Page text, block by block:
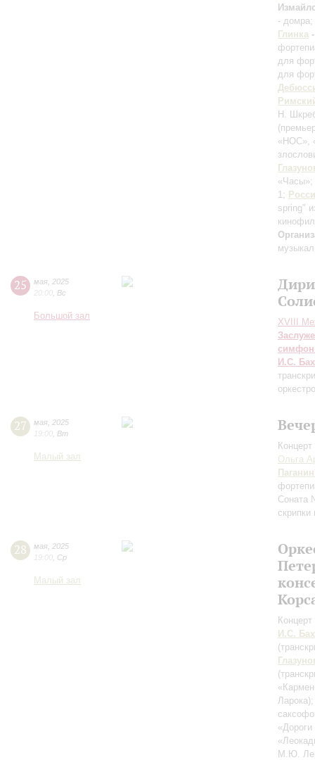
- домра;
Глинка
для
для
Н.
«НОС»,
«Часы»;
1;
spring"
25 мая 2025
20:00 Вс
Большой зал
XVIII
И.С. Бах
27 мая 2025
19:00 Вт
Малый зал
Ольга
Соната
28 мая 2025
19:00 Ср
Малый зал
И.С. Бах
Ларока)
М.Ю.